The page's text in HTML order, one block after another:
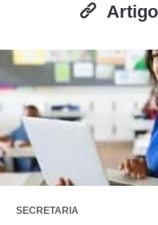
SECRETARIA